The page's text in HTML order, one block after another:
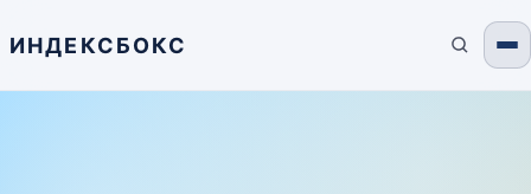
ИНДЕКСБОКС